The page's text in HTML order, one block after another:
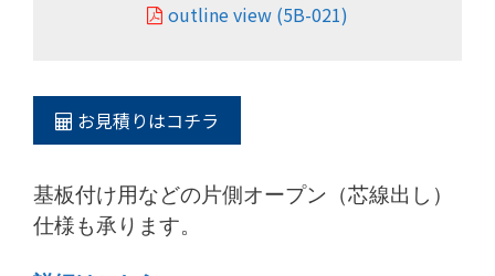
outline view (5B-021)
お見積りはコチラ
基板付け用などの片側オープン（芯線出し）
仕様も承ります。